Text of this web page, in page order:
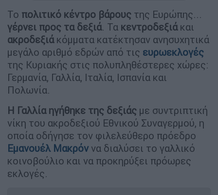
Το πολιτικό κέντρο βάρους της Ευρώπης...
γέρνει προς τα δεξιά. Τα κεντροδεξιάκαι
ακροδεξιάκόμματα κατέκτησαν ανησυχητικά
μεγάλο αριθμό εδρών από τις ευρωεκλογές
της Κυριακής στις πολυπληθέστερες χώρες:
Γερμανία, Γαλλία, Ιταλία, Ισπανία και
Πολωνία.
Η Γαλλία ηγήθηκε της δεξιάς με συντριπτική
νίκη του ακροδεξιού Εθνικού Συναγερμού, η
οποία οδήγησε τον φιλελεύθερο πρόεδρο
Εμανουέλ Μακρόννα διαλύσει το γαλλικό
κοινοβούλιο και να προκηρύξει πρόωρες
εκλογές.